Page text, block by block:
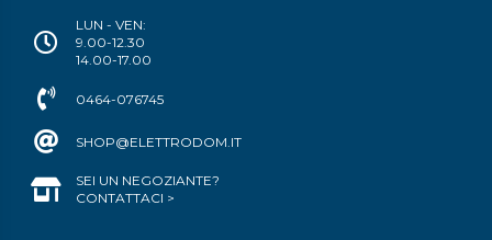
LUN - VEN:
9.00-12.30
14.00-17.00
0464-076745
SHOP@ELETTRODOM.IT
SEI UN NEGOZIANTE?
CONTATTACI >